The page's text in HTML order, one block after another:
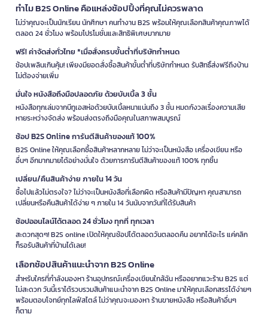
ทำไม B2S Online คือแหล่งช้อปปิ้งที่คุณไม่ควรพลาด
ไม่ว่าคุณจะเป็นนักเรียน นักศึกษา คนทำงาน B2S พร้อมให้คุณเลือกสินค้าคุณภาพได้
ตลอด 24 ชั่วโมง พร้อมโปรโมชั่นและสิทธิพิเศษมากมาย
ฟรี! ค่าจัดส่งทั่วไทย *เมื่อสั่งครบขั้นต่ำที่บริษัทกำหนด
ช้อปเพลินเกินคุ้ม! เพียงมียอดสั่งซื้อสินค้าขั้นต่ำที่บริษัทกำหนด รับสิทธิ์ส่งฟรีถึงบ้าน
ไม่ต้องจ่ายเพิ่ม
มั่นใจ หนังสือถึงมือปลอดภัย ด้วยบับเบิ้ล 3 ชั้น
หนังสือทุกเล่มจากบีทูเอสห่อด้วยบับเบิ้ลหนาแน่นถึง 3 ชั้น หมดกังวลเรื่องความเสีย
หายระหว่างจัดส่ง พร้อมส่งตรงถึงมือคุณในสภาพสมบูรณ์
ช้อป B2S Online การันตีสินค้าของแท้ 100%
B2S Online ให้คุณเลือกซื้อสินค้าหลากหลาย ไม่ว่าจะเป็นหนังสือ เครื่องเขียน หรือ
อื่นๆ อีกมากมายได้อย่างมั่นใจ ด้วยการการันตีสินค้าของแท้ 100% ทุกชิ้น
เปลี่ยน/คืนสินค้าง่าย ภายใน 14 วัน
ซื้อไปแล้วไม่ตรงใจ? ไม่ว่าจะเป็นหนังสือที่เลือกผิด หรือสินค้ามีปัญหา คุณสามารถ
เปลี่ยนหรือคืนสินค้าได้ง่าย ๆ ภายใน 14 วันนับจากวันที่ได้รับสินค้า
ช้อปออนไลน์ได้ตลอด 24 ชั่วโมง ทุกที่ ทุกเวลา
สะดวกสุดๆ! B2S online เปิดให้คุณช้อปได้ตลอดวันตลอดคืน อยากได้อะไร แค่คลิก
ก็รอรับสินค้าที่บ้านได้เลย!
เลือกช้อปสินค้าแนะนำจาก B2S Online
สำหรับใครที่กำลังมองหา ร้านอุปกรณ์เครื่องเขียนใกล้ฉัน หรืออยากแวะร้าน B2S แต่
ไม่สะดวก วันนี้เราได้รวบรวมสินค้าแนะนำจาก B2S Online มาให้คุณเลือกสรรได้ง่ายๆ
พร้อมตอบโจทย์ทุกไลฟ์สไตล์ ไม่ว่าคุณจะมองหา ร้านขายหนังสือ หรือสินค้าอื่นๆ
ก็ตาม